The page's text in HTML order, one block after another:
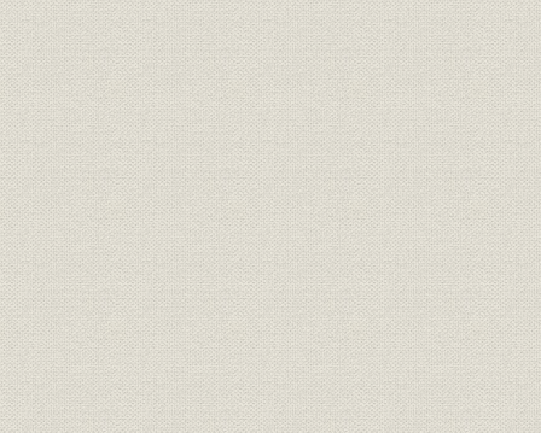
個性あふれる素人集団
アナウンサー1期生
☆[コラムまたは付表]テーマ音楽をNHKで録音
5. ABCらしさの工夫
ニュースは10分早く
開局プログラムを発表
苦心した放送料金
奮闘する営業マン
堺送信所も完成